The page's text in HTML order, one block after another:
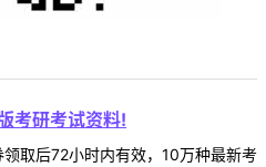
考研考试资料!
领取后72小时内有效，10万种最新考